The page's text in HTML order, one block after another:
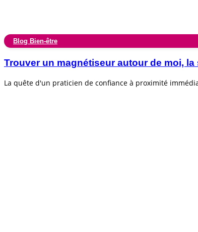
Blog Bien-être
Trouver un magnétiseur autour de moi,
La quête d'un praticien de confiance à proximité